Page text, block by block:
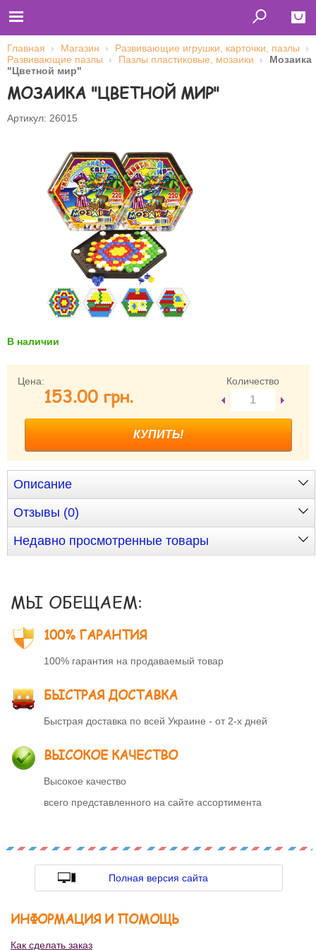
Close
Главная
Футболки
Толстовки (кенгурушки)
Свитшоты
Оплата и доставка
Сотрудничество
Имя пользователя (логин)
Запомнить меня
Забыли пароль?
Регистрация
Главная Магазин
Развивающие игрушки, карточки, пазлы
Развивающие пазлы
Пазлы пластиковые, мозаики
Мозаика
"Цветной мир"
МОЗАИКА "ЦВЕТНОЙ МИР"
Артикул: 26015
В наличии
Цена:
153.00 грн.
Количество
Описание
Отзывы (0)
Недавно просмотренные товары
МЫ ОБЕЩАЕМ:
100% ГАРАНТИЯ
100% гарантия на продаваемый товар
БЫСТРАЯ ДОСТАВКА
Быстрая доставка по всей Украине - от 2-х дней
ВЫСОКОЕ КАЧЕСТВО
Высокое качество
всего представленного на сайте ассортимента
Полная версия сайта
ИНФОРМАЦИЯ И ПОМОЩЬ
Как сделать заказ